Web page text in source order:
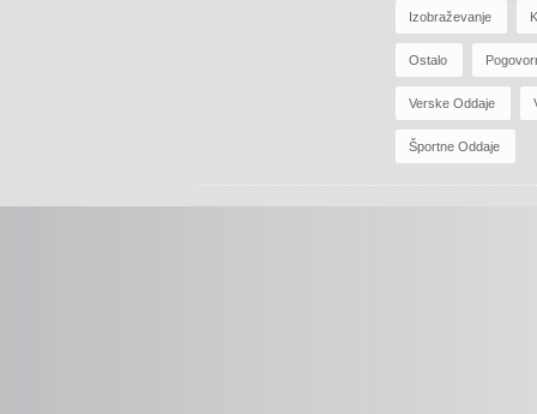
Izobraževanje
Ostalo
Verske Oddaje
Športne Oddaje